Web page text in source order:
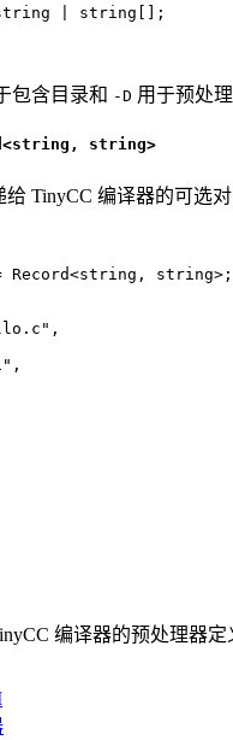
string [];
包含目录和 -D 用于预处
string>
给 TinyCC 编译器的可选对
Record<string , string>;
,
,
编译器的预处理器定